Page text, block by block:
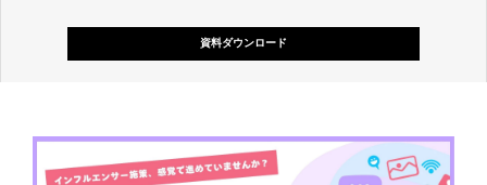
資料ダウンロード